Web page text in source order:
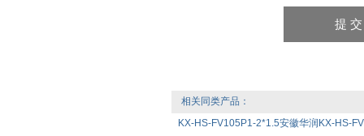
相关同类产品：
KX-HS-FV105P1-2*1.5安徽华润KX-HS-